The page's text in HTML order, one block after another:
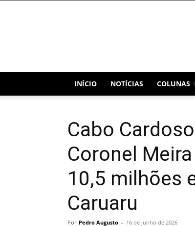
INÍCIO NOTÍCIAS COLUNAS
Cabo
Coronel
10,5 milhões
Caruaru
Por Pedro Augusto - 16 de junho de 2026